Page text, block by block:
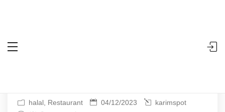
halal Restaurant 04/12/2023
karimspot